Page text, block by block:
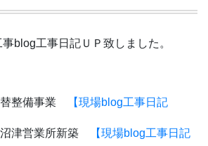
blog工事日記ＵＰ致しました。
替整備事業
【現場blog工事日記
沼津営業所新築
【現場blog工事日記